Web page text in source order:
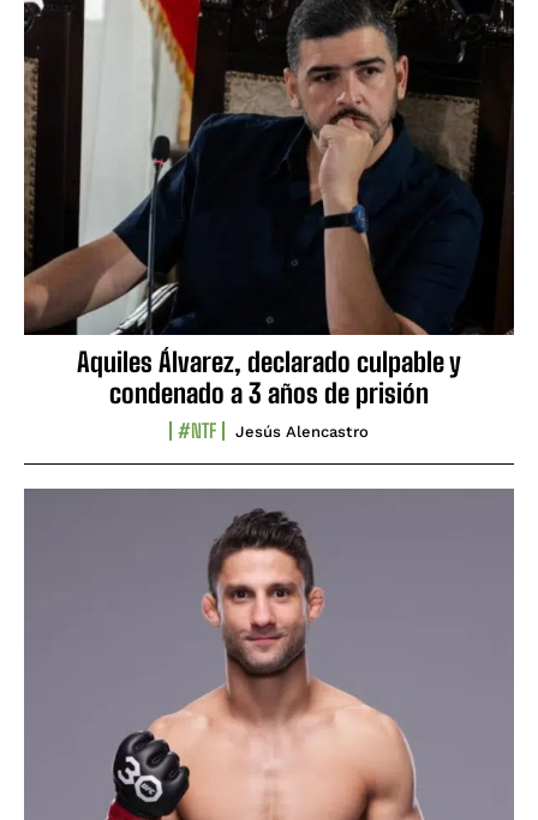
Aquiles Álvarez, declarado culpable y
condenado a 3 años de prisión
#NTF Jesús Alencastro